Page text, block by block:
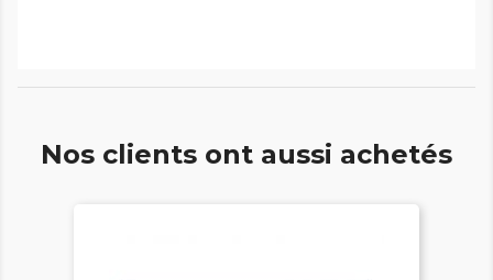
Nos clients ont aussi achetés